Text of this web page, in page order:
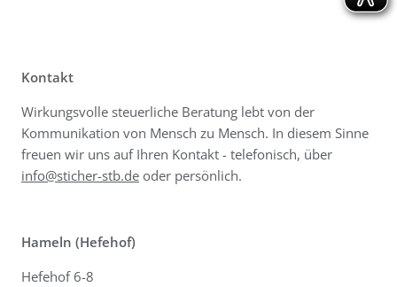
Kontakt
Wirkungsvolle steuerliche Beratung lebt von der
Kommunikation von Mensch zu Mensch. In diesem Sinne
freuen wir uns auf Ihren Kontakt - telefonisch, über
info@sticher-stb.de oder persönlich.
Hameln (Hefehof)
Hefehof 6-8